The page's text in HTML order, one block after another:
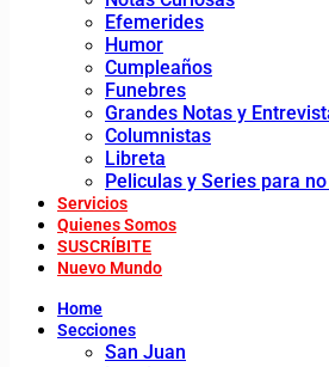
Efemerides
Humor
Cumpleaños
Funebres
Grandes Notas y
Columnistas
Libreta
Peliculas y Series para
Servicios
Quienes Somos
SUSCRÍBITE
Nuevo Mundo
Home
Secciones
San Juan